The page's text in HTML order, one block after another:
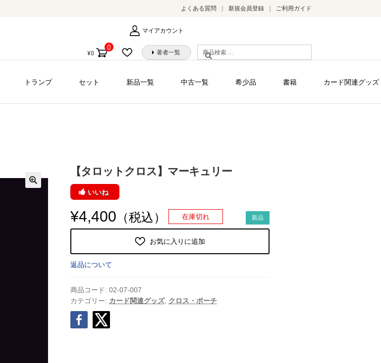
よくある質問 新規会員登録 ご利用ガイド
マイアカウント
検
索
象:
著者一覧
¥0
0
個
トランプ セット 新品一覧 中古一覧 希少品 書籍 カード関連グッズ
【タロットクロス】マーキュリー
いいね
新品
¥4,400 （税込） 在庫切れ
お気に入りに追加
返品について
商品コード: 02-07-007
カテゴリー: カード関連グッズ, クロス・ポーチ